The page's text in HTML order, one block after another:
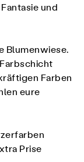
und
Blumenwiese.
Farben
eure
Prise